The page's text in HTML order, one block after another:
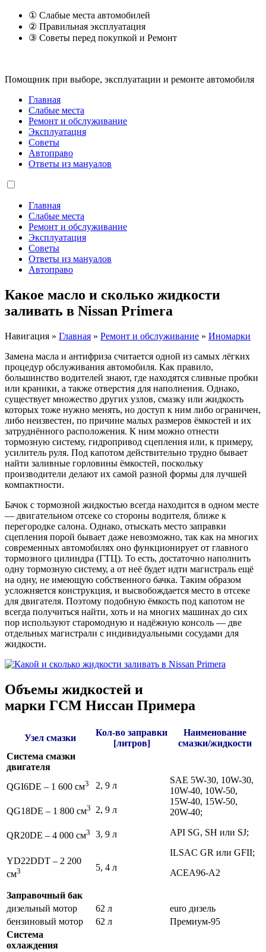
① Слабые места автомобилей
② Правильная эксплуатация
③ Советы перед покупкой и Ремонт
Помощник при выборе, эксплуатации и ремонте автомобиля
Главная
Слабые места
Ремонт и обслуживание
Эксплуатация
Советы
Автоправо
Ответы из мануалов
Главная
Слабые места
Ремонт и обслуживание
Эксплуатация
Советы
Ответы из мануалов
Автоправо
Какое масло и сколько жидкости
заливать в Nissan Primera
Навигация » Главная » Ремонт и обслуживание » Иномарки
Замена масла и антифриза считается одной из самых лёгких
процедур обслуживания автомобиля. Как правило,
большинство водителей знают, где находятся сливные пробки
или краники, а также отверстия для наполнения. Однако,
существует множество других узлов, смазку или жидкость
которых тоже нужно менять, но доступ к ним либо ограничен,
либо неизвестен, по причине малых размеров ёмкостей и их
затруднённого расположения. К ним можно отнести
тормозную систему, гидропривод сцепления или, к примеру,
усилитель руля. Под капотом действительно трудно бывает
найти заливные горловины ёмкостей, поскольку
производители делают их самой разной формы для лучшей
компактности.
Бачок с тормозной жидкостью всегда находится в одном месте
— двигательном отсеке со стороны водителя, ближе к
перегородке салона. Однако, отыскать место заправки
сцепления порой бывает даже невозможно, так как на многих
современных автомобилях оно функционирует от главного
тормозного цилиндра (ГТЦ). То есть, достаточно наполнить
одну тормозную систему, а от неё будет идти магистраль ещё
на одну, не имеющую собственного бачка. Таким образом
усложняется конструкция, и высвобождается место в отсеке
для двигателя. Поэтому подобную ёмкость под капотом не
всегда получиться найти, хоть и на многих машинах до сих
пор используют старомодную и надёжную консоль — две
отдельных магистрали с индивидуальными сосудами для
жидкости.
Объемы жидкостей и
марки ГСМ Ниссан Примера
Узел смазки
Кол-во заправки
[литров]
Наименование
смазки/жидкости
Система смазки
двигателя
QGI6DE – 1 600 см3 2, 9 л
SAE 5W-30, 10W-30,
10W-40, 10W-50,
15W-40, 15W-50,
20W-40;
API SG, SH или SJ;
ILSAC GR или GFII;
АСЕА96-А2
QG18DE – 1 800 см3 2, 9 л
QR20DE – 4 000 см3 3, 9 л
YD22DDT – 2 200
см3 5, 4 л
Заправочный бак
дизельный мотор
62 л
euro дизель
бензиновый мотор
62 л
Премиум-95
Система
охлаждения